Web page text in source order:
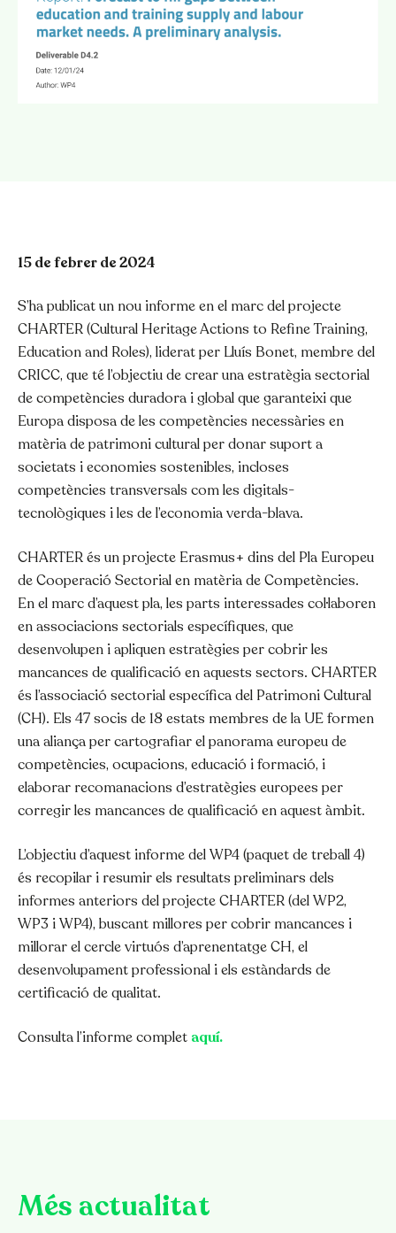
15 de febrer de 2024
S’ha publicat un nou informe en el marc del projecte
CHARTER (Cultural Heritage Actions to Refine Training,
Education and Roles), liderat per Lluís Bonet, membre del
CRICC, que té l’objectiu de crear una estratègia sectorial
de competències duradora i global que garanteixi que
Europa disposa de les competències necessàries en
matèria de patrimoni cultural per donar suport a
societats i economies sostenibles, incloses
competències transversals com les digitals-
tecnològiques i les de l’economia verda-blava.
CHARTER és un projecte Erasmus+ dins del Pla Europeu
de Cooperació Sectorial en matèria de Competències.
En el marc d’aquest pla, les parts interessades col·laboren
en associacions sectorials específiques, que
desenvolupen i apliquen estratègies per cobrir les
mancances de qualificació en aquests sectors. CHARTER
és l’associació sectorial específica del Patrimoni Cultural
(CH). Els 47 socis de 18 estats membres de la UE formen
una aliança per cartografiar el panorama europeu de
competències, ocupacions, educació i formació, i
elaborar recomanacions d’estratègies europees per
corregir les mancances de qualificació en aquest àmbit.
L’objectiu d’aquest informe del WP4 (paquet de treball 4)
és recopilar i resumir els resultats preliminars dels
informes anteriors del projecte CHARTER (del WP2,
WP3 i WP4), buscant millores per cobrir mancances i
millorar el cercle virtuós d’aprenentatge CH, el
desenvolupament professional i els estàndards de
certificació de qualitat.
Consulta l’informe complet aquí.
Més actualitat